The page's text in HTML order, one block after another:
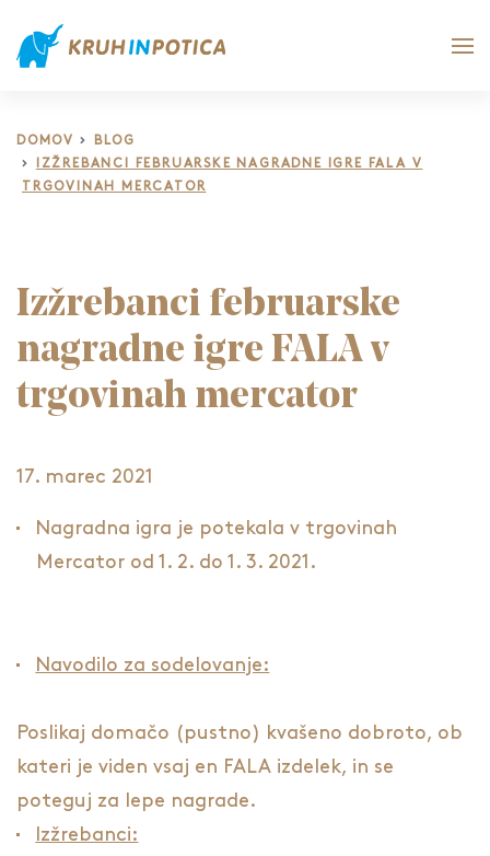
DOMOV
BLOG
IZŽREBANCI FEBRUARSKE NAGRADNE IGRE FALA V
TRGOVINAH MERCATOR
Izžrebanci februarske
nagradne igre FALA v
trgovinah mercator
17. marec 2021
Nagradna igra je potekala v trgovinah
Mercator od 1. 2. do 1. 3. 2021.
Navodilo za sodelovanje:
Poslikaj domačo (pustno) kvašeno dobroto, ob
kateri je viden vsaj en FALA izdelek, in se
poteguj za lepe nagrade.
Izžrebanci: